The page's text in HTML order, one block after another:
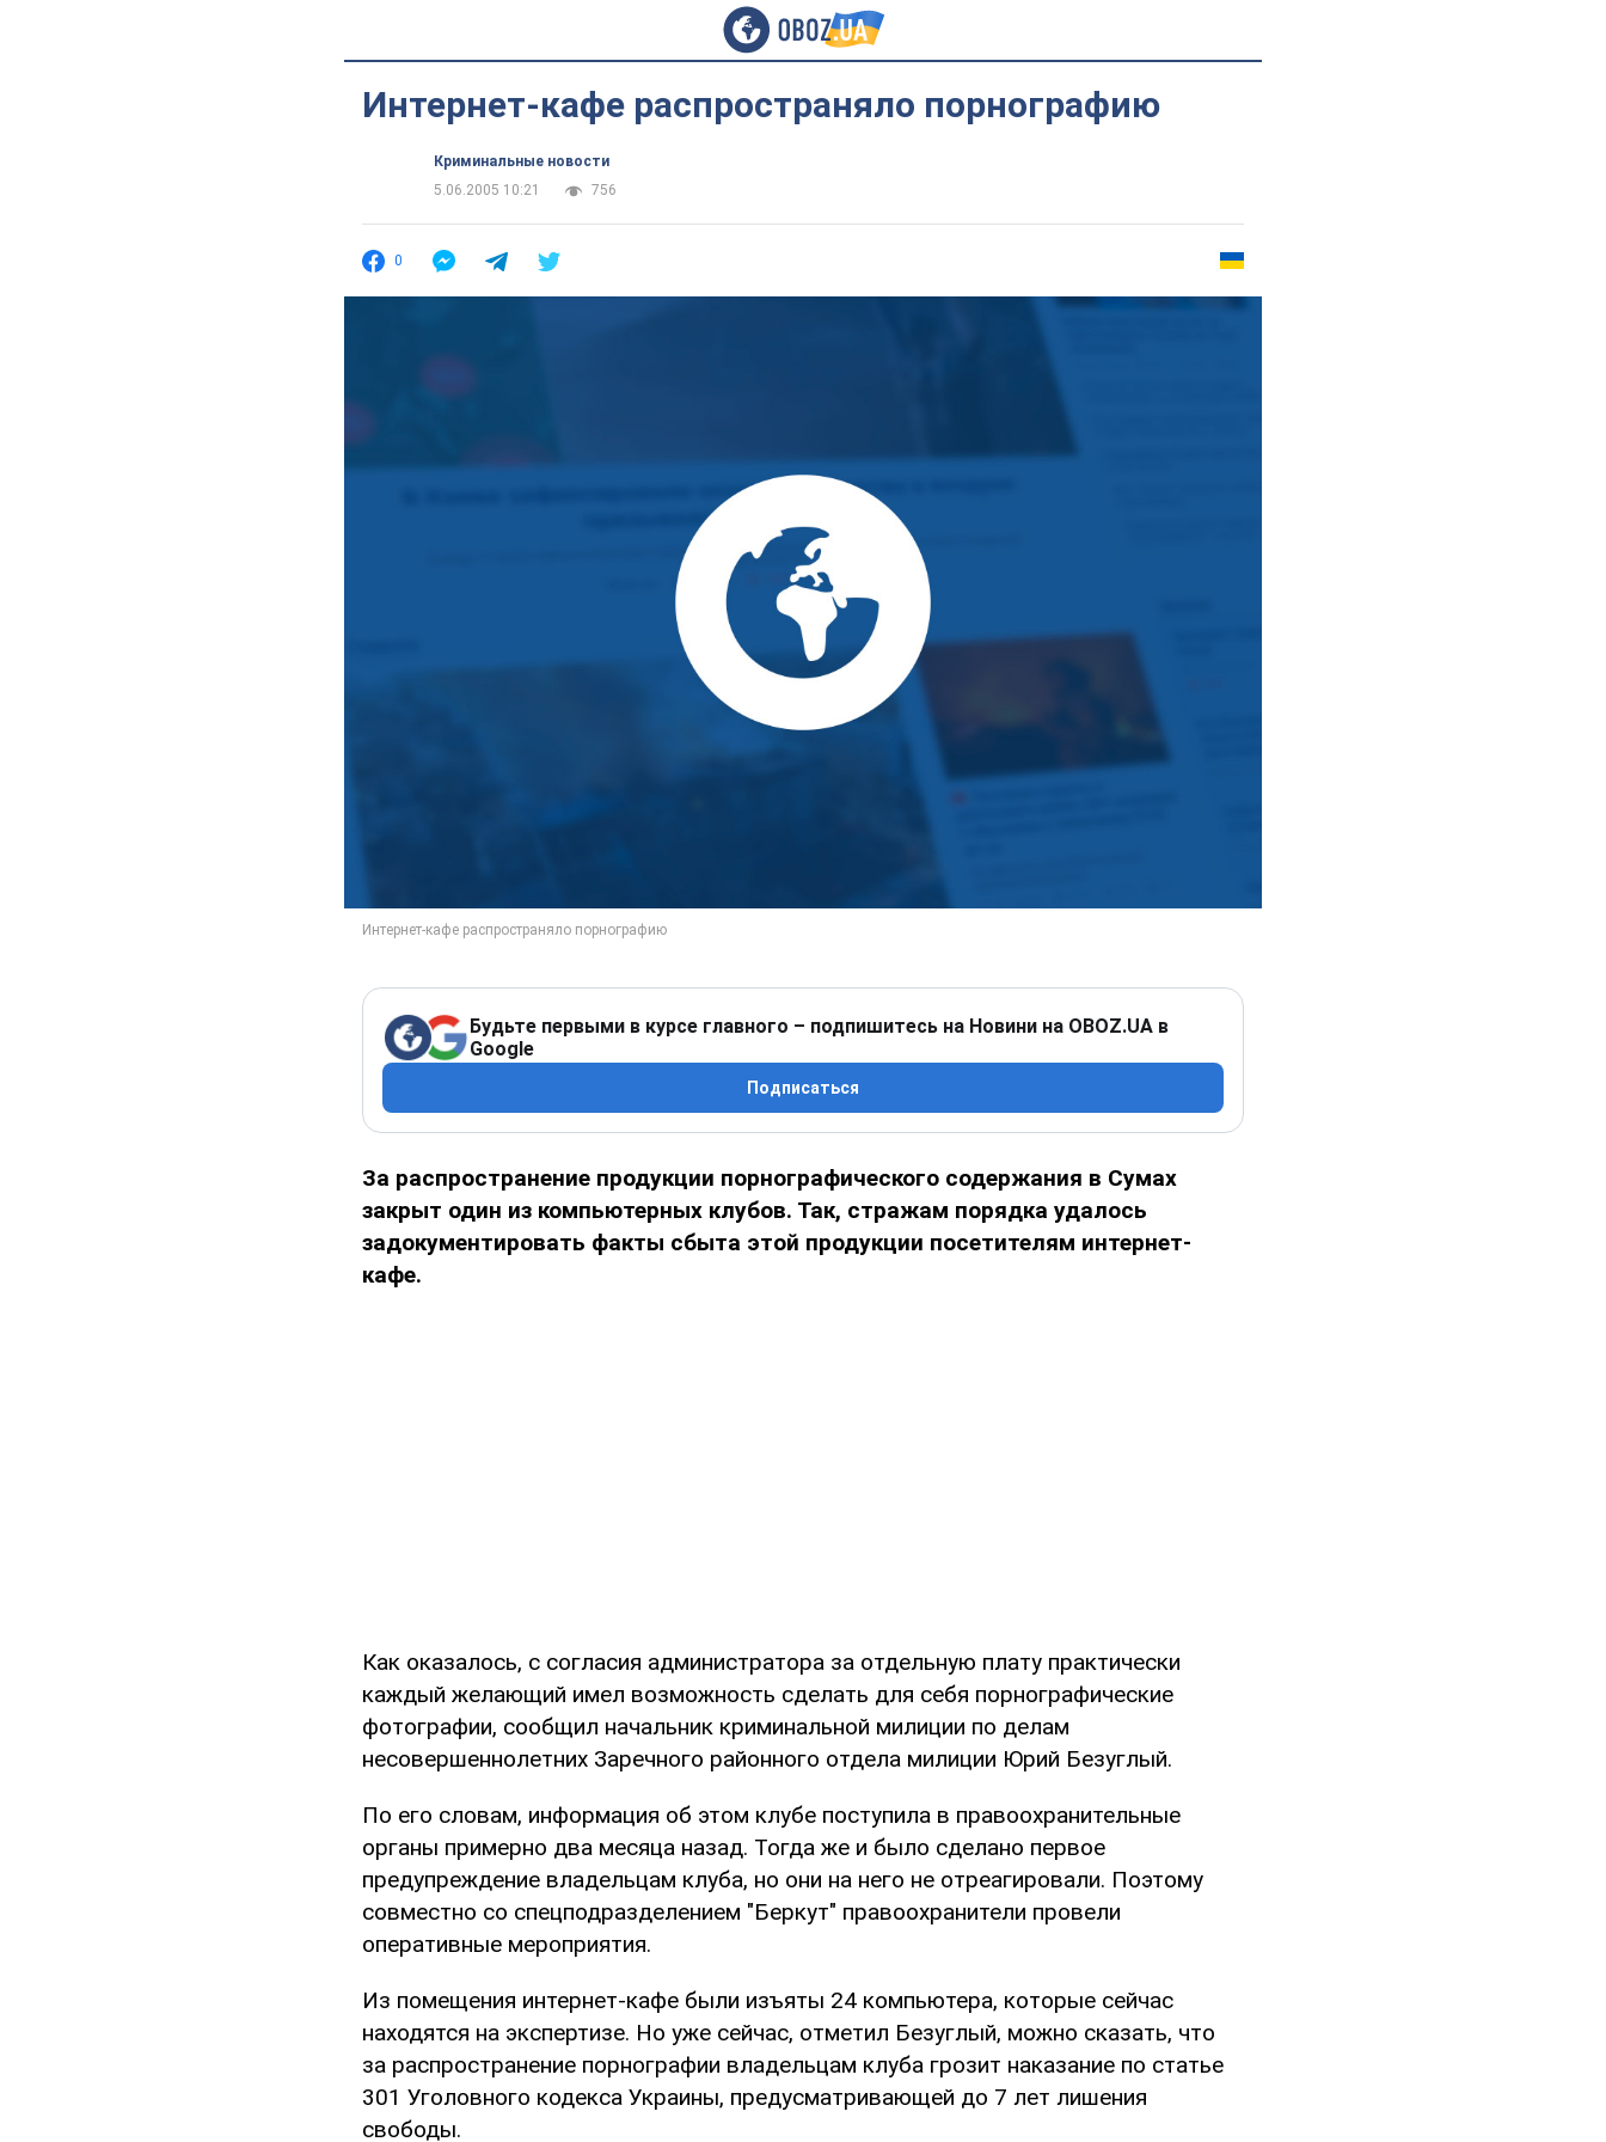
Интернет-кафе распространяло порнографию
Криминальные новости
5.06.2005 10:21
756
0
Будьте первыми в курсе главного – подпишитесь на Новини на OBOZ.UA в
Google
Подписаться
За распространение продукции порнографического содержания в Сумах
закрыт один из компьютерных клубов. Так, стражам порядка удалось
задокументировать факты сбыта этой продукции посетителям интернет-
кафе.
Как оказалось, с согласия администратора за отдельную плату практически
каждый желающий имел возможность сделать для себя порнографические
фотографии, сообщил начальник криминальной милиции по делам
несовершеннолетних Заречного районного отдела милиции Юрий Безуглый.
По его словам, информация об этом клубе поступила в правоохранительные
органы примерно два месяца назад. Тогда же и было сделано первое
предупреждение владельцам клуба, но они на него не отреагировали. Поэтому
совместно со спецподразделением "Беркут" правоохранители провели
оперативные мероприятия.
Из помещения интернет-кафе были изъяты 24 компьютера, которые сейчас
находятся на экспертизе. Но уже сейчас, отметил Безуглый, можно сказать, что
за распространение порнографии владельцам клуба грозит наказание по статье
301 Уголовного кодекса Украины, предусматривающей до 7 лет лишения
свободы.